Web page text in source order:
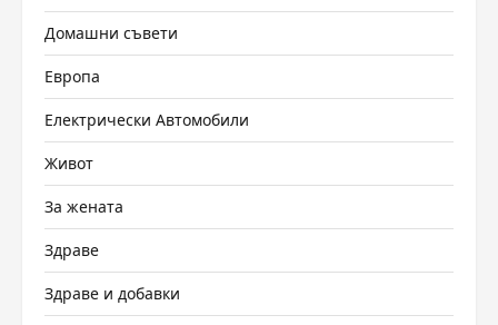
Домашни съвети
Европа
Електрически Автомобили
Живот
За жената
Здраве
Здраве и добавки